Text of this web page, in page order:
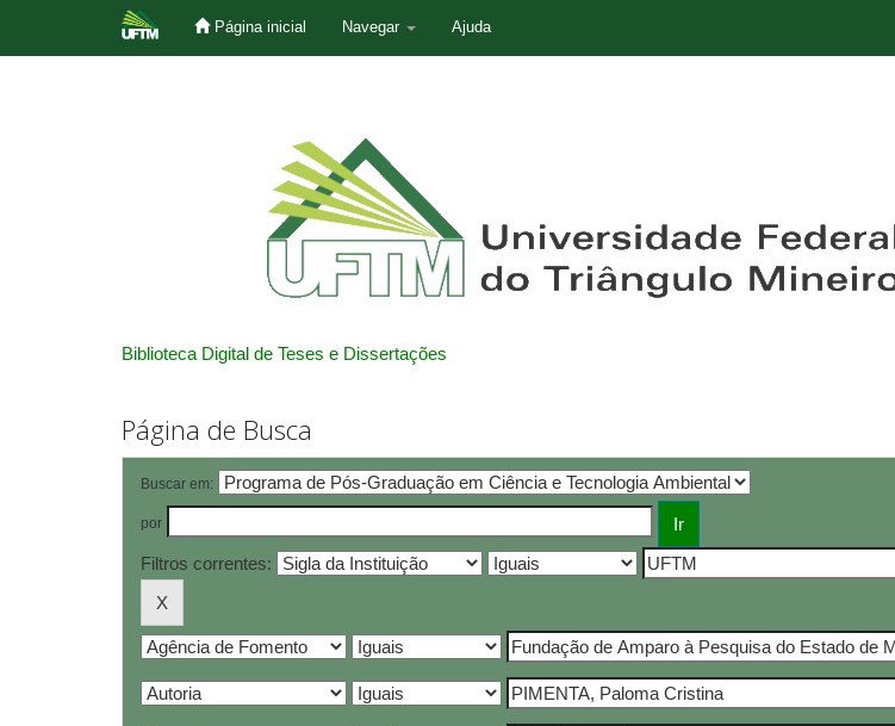
Página inicial Navegar Ajuda
Biblioteca Digital de Teses e Dissertações
Página de Busca
Buscar em:
por
Filtros correntes: